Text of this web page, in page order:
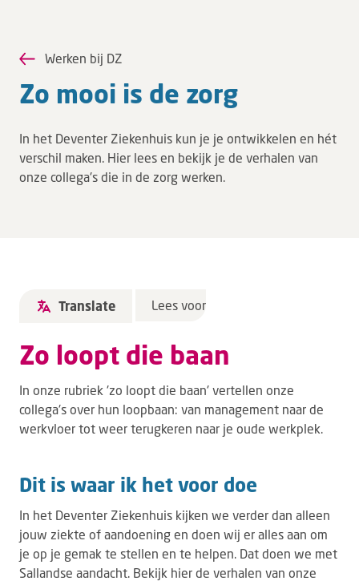
Wat bieden we jou?
Leren
Over ons
Verwijzers
Werken bij DZ
Zo mooi is de zorg
In het Deventer Ziekenhuis kun je je ontwikkelen en hét
verschil maken. Hier lees en bekijk je de verhalen van
onze collega's die in de zorg werken.
Translate Lees voor
Zo loopt die baan
In onze rubriek 'zo loopt die baan' vertellen onze
collega's over hun loopbaan: van management naar de
werkvloer tot weer terugkeren naar je oude werkplek.
Dit is waar ik het voor doe
In het Deventer Ziekenhuis kijken we verder dan alleen
jouw ziekte of aandoening en doen wij er alles aan om
je op je gemak te stellen en te helpen. Dat doen we met
Sallandse aandacht. Bekijk hier de verhalen van onze